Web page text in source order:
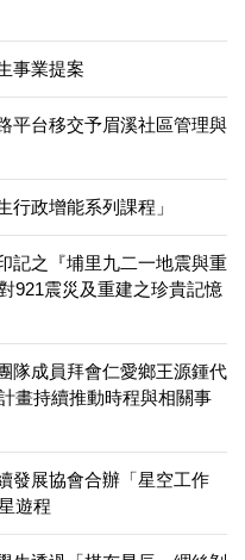
事業提案
平台移交予眉溪社區管理與
行政增能系列課程」
記之『埔里九二一地震與重
921震災及重建之珍貴記憶
隊成員拜會仁愛鄉王源鍾代
畫持續推動時程與相關事
發展協會合辦「星空工作
遊程